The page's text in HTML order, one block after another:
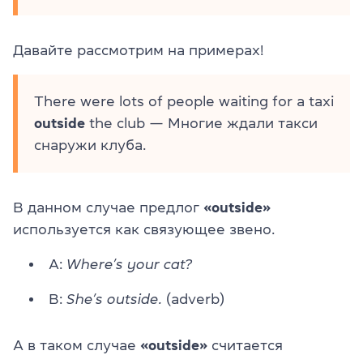
Давайте рассмотрим на примерах!
There were lots of people waiting for a taxi
outside the club — Многие ждали такси
снаружи клуба.
В данном случае предлог «outside»
используется как связующее звено.
A: Where’s your cat?
B: She’s outside. (adverb)
А в таком случае «outside» считается